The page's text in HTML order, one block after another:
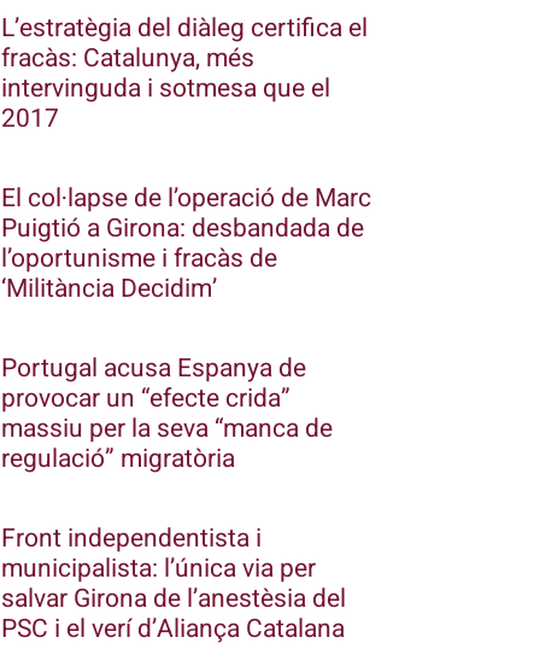
L’estratègia del diàleg certifica el
fracàs: Catalunya, més
intervinguda i sotmesa que el
2017
El col·lapse de l’operació de Marc
Puigtió a Girona: desbandada de
l’oportunisme i fracàs de
‘Militància Decidim’
Portugal acusa Espanya de
provocar un “efecte crida”
massiu per la seva “manca de
regulació” migratòria
Front independentista i
municipalista: l’única via per
salvar Girona de l’anestèsia del
PSC i el verí d’Aliança Catalana